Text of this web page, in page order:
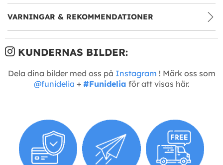
VARNINGAR & REKOMMENDATIONER
KUNDERNAS BILDER:
Dela dina bilder med oss på Instagram ! Märk oss som
@funidelia + #Funidelia för att visas här.